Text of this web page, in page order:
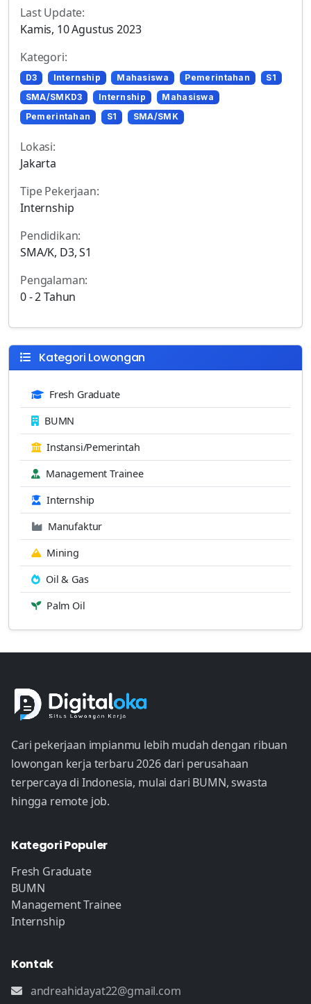
Last Update:
Kamis, 10 Agustus 2023
Kategori:
D3 Internship Mahasiswa Pemerintahan
S1
SMA/SMKD3
Internship
Mahasiswa
Pemerintahan
S1 SMA/SMK
Lokasi:
Jakarta
Tipe Pekerjaan:
Internship
Pendidikan:
SMA/K, D3, S1
Pengalaman:
0 - 2 Tahun
Kategori Lowongan
Fresh Graduate
BUMN
Instansi/Pemerintah
Management Trainee
Internship
Manufaktur
Mining
Oil & Gas
Palm Oil
Cari pekerjaan impianmu lebih mudah dengan ribuan
lowongan kerja terbaru 2026 dari perusahaan
terpercaya di Indonesia, mulai dari BUMN, swasta
hingga remote job.
Kategori Populer
Fresh Graduate
BUMN
Management Trainee
Internship
Kontak
andreahidayat22@gmail.com